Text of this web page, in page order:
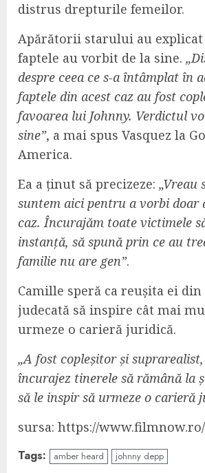
distrus drepturile femeilor.
Apărătorii starului au explicat
faptele au vorbit de la sine.
despre ceea ce s-a întâmplat în
faptele din acest caz au fost
favoarea lui Johnny. Verdictul
sine”, a mai spus Vasquez la
America.
Ea a ținut să precizeze: „Vreau
suntem aici pentru a vorbi doar
caz. Încurajăm toate victimele
instanță, să spună prin ce au
familie nu are gen”.
Camille speră ca reușita ei din
judecată să inspire cât mai
urmeze o carieră juridică.
„A fost copleșitor și
încurajez tinerele să rămână la
să le inspir să urmeze o carieră
sursa: https://www.filmnow.ro/
Tags: amber heard johnny depp